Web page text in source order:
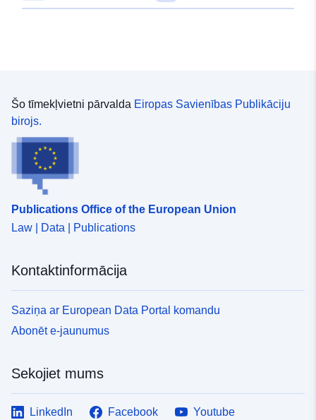
Šo tīmekļvietni pārvalda Eiropas Savienības Publikāciju
birojs.
Publications Office of the European Union
Law | Data | Publications
Kontaktinformācija
Saziņa ar European Data Portal komandu
Abonēt e-jaunumus
Sekojiet mums
LinkedIn Facebook
Youtube